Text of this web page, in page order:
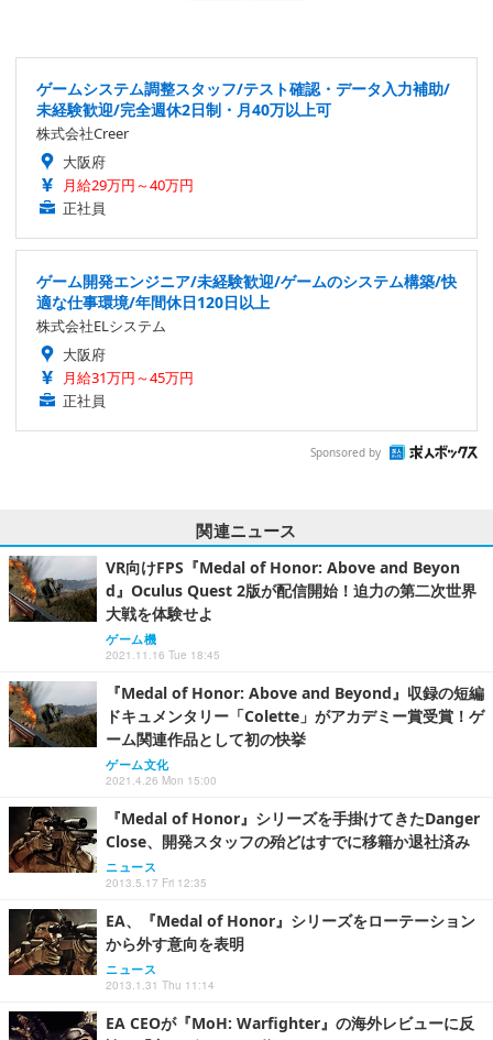
ゲームシステム調整スタッフ/テスト確認・データ入力補助/
未経験歓迎/完全週休2日制・月40万以上可
株式会社Creer
大阪府
月給29万円～40万円
正社員
ゲーム開発エンジニア/未経験歓迎/ゲームのシステム構築/快
適な仕事環境/年間休日120日以上
株式会社ELシステム
大阪府
月給31万円～45万円
正社員
Sponsored by
関連ニュース
VR向けFPS『Medal of Honor: Above and Beyon
d』Oculus Quest 2版が配信開始！迫力の第二次世界
大戦を体験せよ
ゲーム機
2021.11.16 Tue 18:45
『Medal of Honor: Above and Beyond』収録の短編
ドキュメンタリー「Colette」がアカデミー賞受賞！ゲ
ーム関連作品として初の快挙
ゲーム文化
2021.4.26 Mon 15:00
『Medal of Honor』シリーズを手掛けてきたDanger
Close、開発スタッフの殆どはすでに移籍か退社済み
ニュース
2013.5.17 Fri 12:35
EA、『Medal of Honor』シリーズをローテーション
から外す意向を表明
ニュース
2013.1.31 Thu 11:14
EA CEOが『MoH: Warfighter』の海外レビューに反